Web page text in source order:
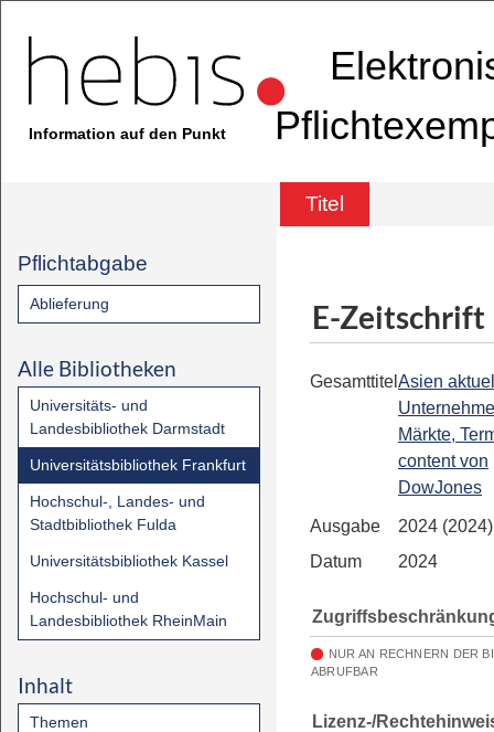
Information auf den Punkt
Titel
Pflichtabgabe
Ablieferung
Alle Bibliotheken
Universitäts- und
Landesbibliothek Darmstadt
Universitätsbibliothek Frankfurt
Hochschul-, Landes- und
Stadtbibliothek Fulda
Universitätsbibliothek Kassel
Hochschul- und
Landesbibliothek RheinMain
Inhalt
Themen
E-Zeitschrift
Gesamttitel Asien
Märkte,
content von
DowJones
Ausgabe
2024
Datum
2024
NUR AN RECHNERN DER
ABRUFBAR
Lizenz-/